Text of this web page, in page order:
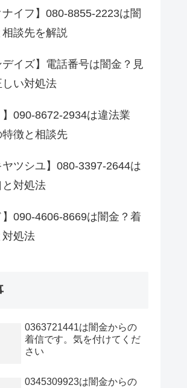
ナイフ】080-8855-2223は闇
談先を解説
デイズ】電話番号は闇金？見
い対処法
】090-8672-2934は違法業
徴と相談先
ヤツシユ】080-3397-2644は
と対処法
】090-4606-8669は闇金？着
処法
0363721441は闇金からの
着信です。気を付けてくだ
さい
0345309923は闇金からの